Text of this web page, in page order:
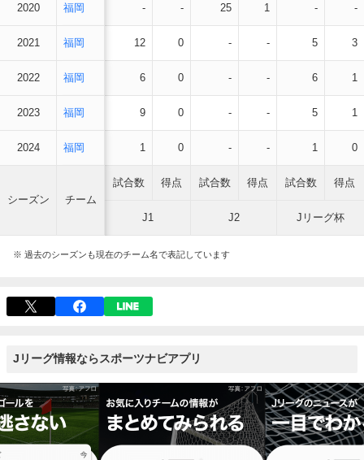
2020 福岡 - - 25 1 - -
2021 福岡 12 0 - - 5 3
2022 福岡 6 0 - - 6 1
2023 福岡 9 0 - - 5 1
2024 福岡 1 0 - - 1 0
シーズン チーム
試合数 得点 試合数 得点 試合数 得点
J1 J2 Jリーグ杯
※ 過去のシーズンも現在のチーム名で表記しています
Jリーグ情報ならスポーツナビアプリ